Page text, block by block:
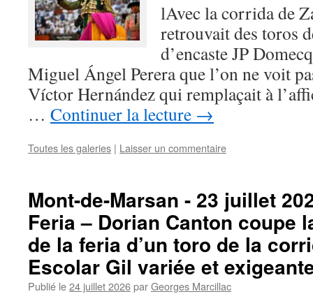
lAvec la corrida de
retrouvait des toros
d’encaste JP
Miguel Ángel Perera que l’on ne voit
Víctor Hernández qui remplaçait à
… Continuer la lecture →
Toutes les galeries | Laisser un commentaire
Mont-de-Marsan - 23 juillet
Feria – Dorian Canton coupe
de la feria d’un toro de la
Escolar Gil variée et
Publié le24 juillet 2026parGeorges Marcillac